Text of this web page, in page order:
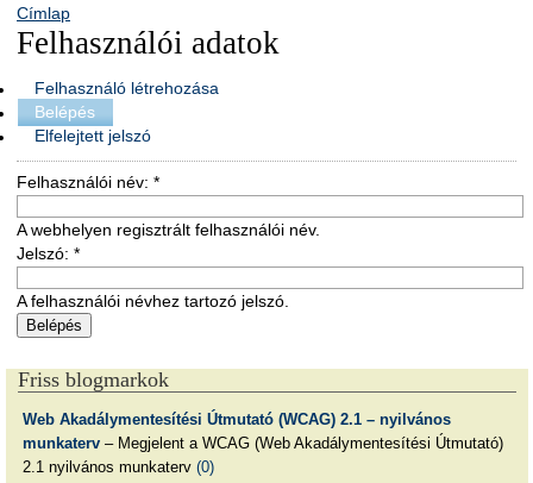
Címlap
Felhasználói adatok
Felhasználó létrehozása
Belépés
Elfelejtett jelszó
Felhasználói név: *
A webhelyen regisztrált felhasználói név.
Jelszó: *
A felhasználói névhez tartozó jelszó.
Friss blogmarkok
Web Akadálymentesítési Útmutató (WCAG) 2.1 – nyilvános
munkaterv– Megjelent a WCAG (Web Akadálymentesítési Útmutató)
2.1 nyilvános munkaterv (0)